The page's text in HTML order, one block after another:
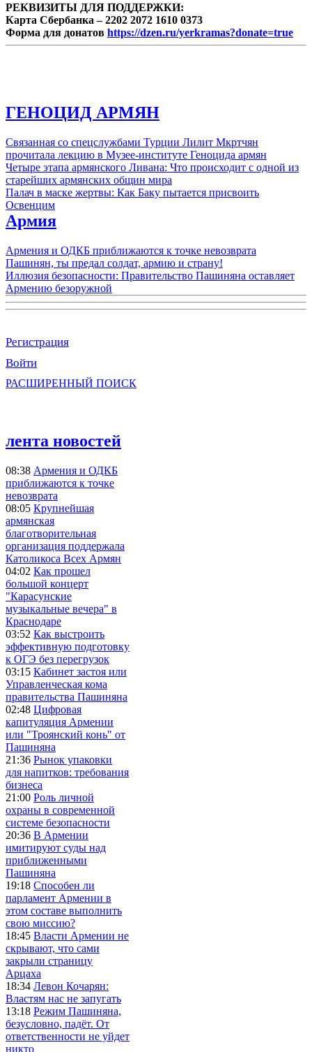
РЕКВИЗИТЫ ДЛЯ ПОДДЕРЖКИ:
Карта Сбербанка – 2202 2072 1610 0373
Форма для донатов https://dzen.ru/yerkramas?donate=true
ГЕНОЦИД АРМЯН
Связанная со спецслужбами Турции Лилит Мкртчян
прочитала лекцию в Музее-институте Геноцида армян
Четыре этапа армянского Ливана: Что происходит с одной из
старейших армянских общин мира
Палач в маске жертвы: Как Баку пытается присвоить
Освенцим
Армия
Армения и ОДКБ приближаются к точке невозврата
Пашинян, ты предал солдат, армию и страну!
Иллюзия безопасности: Правительство Пашиняна оставляет
Армению безоружной
Регистрация
Войти
РАСШИРЕННЫЙ ПОИСК
лента новостей
08:38 Армения и ОДКБ
приближаются к точке
невозврата
08:05 Крупнейшая
армянская
благотворительная
организация поддержала
Католикоса Всех Армян
04:02 Как прошел
большой концерт
"Карасунские
музыкальные вечера" в
Краснодаре
03:52 Как выстроить
эффективную подготовку
к ОГЭ без перегрузок
03:15 Кабинет застоя или
Управленческая кома
правительства Пашиняна
02:48 Цифровая
капитуляция Армении
или "Троянский конь" от
Пашиняна
21:36 Рынок упаковки
для напитков: требования
бизнеса
21:00 Роль личной
охраны в современной
системе безопасности
20:36 В Армении
имитируют суды над
приближенными
Пашиняна
19:18 Способен ли
парламент Армении в
этом составе выполнить
свою миссию?
18:45 Власти Армении не
скрывают, что сами
закрыли страницу
Арцаха
18:34 Левон Кочарян:
Властям нас не запугать
13:18 Режим Пашиняна,
безусловно, падёт. От
ответственности не уйдет
никто